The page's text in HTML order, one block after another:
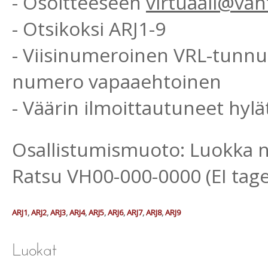
- Otsikoksi ARJ1-9
- Viisinumeroinen VRL-
numero vapaaehtoinen
- Väärin ilmoittautuneet
Osallistumismuoto: Luokka
Ratsu VH00-000-0000 (EI
ARJ1,ARJ2,ARJ3,ARJ4,ARJ5,ARJ6,ARJ7,ARJ8,ARJ9